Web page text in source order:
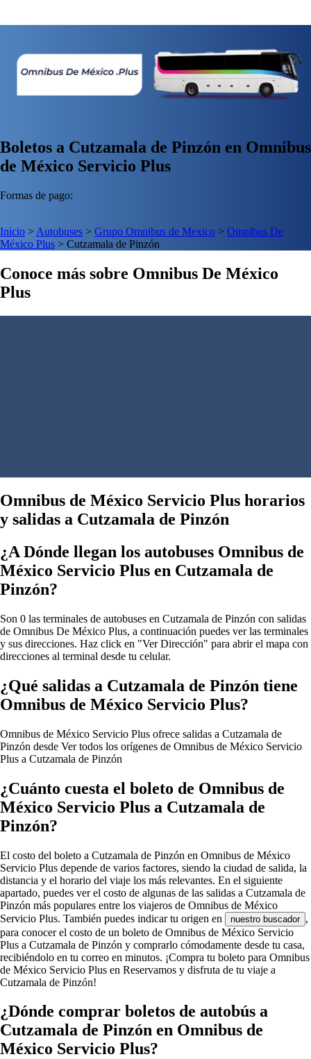
Boletos a Cutzamala de Pinzón en Omnibus
de México Servicio Plus
Formas de pago:
Inicio > Autobuses > Grupo Omnibus de Mexico > Omnibus De
México Plus > Cutzamala de Pinzón
Conoce más sobre Omnibus De México
Plus
Omnibus de México Servicio Plus horarios
y salidas a Cutzamala de Pinzón
¿A Dónde llegan los autobuses Omnibus de
México Servicio Plus en Cutzamala de
Pinzón?
Son 0 las terminales de autobuses en Cutzamala de Pinzón con salidas
de Omnibus De México Plus, a continuación puedes ver las terminales
y sus direcciones. Haz click en "Ver Dirección" para abrir el mapa con
direcciones al terminal desde tu celular.
¿Qué salidas a Cutzamala de Pinzón tiene
Omnibus de México Servicio Plus?
Omnibus de México Servicio Plus ofrece salidas a Cutzamala de
Pinzón desde Ver todos los orígenes de Omnibus de México Servicio
Plus a Cutzamala de Pinzón
¿Cuánto cuesta el boleto de Omnibus de
México Servicio Plus a Cutzamala de
Pinzón?
El costo del boleto a Cutzamala de Pinzón en Omnibus de México
Servicio Plus depende de varios factores, siendo la ciudad de salida, la
distancia y el horario del viaje los más relevantes. En el siguiente
apartado, puedes ver el costo de algunas de las salidas a Cutzamala de
Pinzón más populares entre los viajeros de Omnibus de México
Servicio Plus. También puedes indicar tu origen en
nuestro buscador ,
para conocer el costo de un boleto de Omnibus de México Servicio
Plus a Cutzamala de Pinzón y comprarlo cómodamente desde tu casa,
recibiéndolo en tu correo en minutos. ¡Compra tu boleto para Omnibus
de México Servicio Plus en Reservamos y disfruta de tu viaje a
Cutzamala de Pinzón!
¿Dónde comprar boletos de autobús a
Cutzamala de Pinzón en Omnibus de
México Servicio Plus?